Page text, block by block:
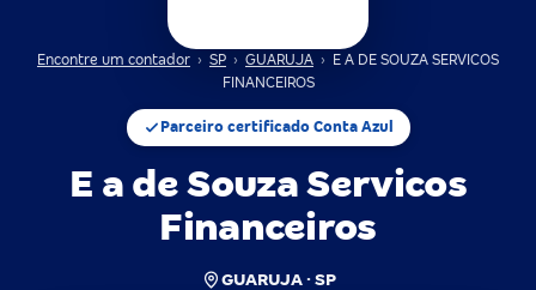
Encontre um contador › SP › GUARUJA ›
E A DE SOUZA SERVICOS
FINANCEIROS
Parceiro certificado Conta Azul
E a de Souza Servicos
Financeiros
GUARUJA · SP